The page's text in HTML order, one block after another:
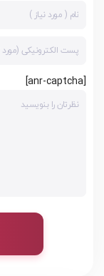
[anr-captcha]